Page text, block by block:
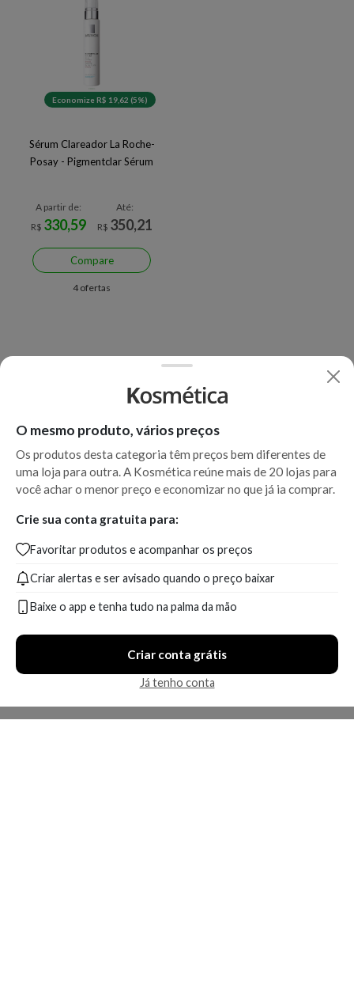
Economize R$ 19,62 (5%)
Sérum Clareador La Roche-
Posay - Pigmentclar Sérum
A partir de:
R$ 330,59
Até:
R$ 350,21
Compare
4 ofertas
O mesmo produto, vários preços
Os produtos desta categoria têm preços bem diferentes de
uma loja para outra. A Kosmética reúne mais de 20 lojas para
você achar o menor preço e economizar no que já ia comprar.
Crie sua conta gratuita para:
Favoritar produtos e acompanhar os preços
Criar alertas e ser avisado quando o preço baixar
Baixe o app e tenha tudo na palma da mão
Criar conta grátis
Já tenho conta